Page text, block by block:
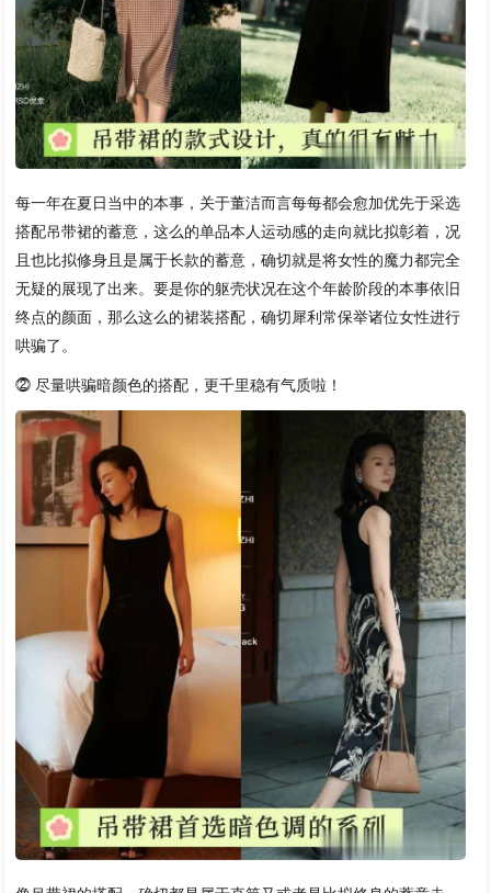
每一年在夏日当中的本事，关于董洁而言每每都会愈加优先于采选
搭配吊带裙的蓄意，这么的单品本人运动感的走向就比拟彰着，况
且也比拟修身且是属于长款的蓄意，确切就是将女性的魔力都完全
无疑的展现了出来。要是你的躯壳状况在这个年龄阶段的本事依旧
终点的颜面，那么这么的裙装搭配，确切犀利常保举诸位女性进行
哄骗了。
⓶ 尽量哄骗暗颜色的搭配，更千里稳有气质啦！